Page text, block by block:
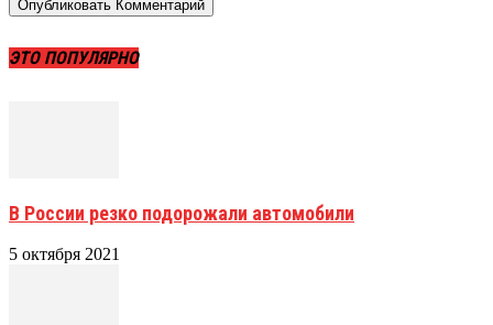
ЭТО ПОПУЛЯРНО
В России резко подорожали автомобили
5 октября 2021